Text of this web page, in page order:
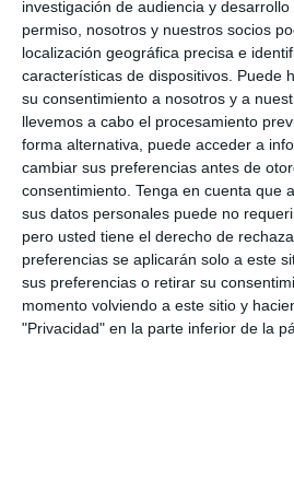
investigación de audiencia y desarrollo
permiso, nosotros y nuestros socios
localización geográfica precisa e
características de dispositivos. Puede
su consentimiento a nosotros y a
llevemos a cabo el procesamiento
forma alternativa, puede acceder a
cambiar sus preferencias antes de
consentimiento. Tenga en cuenta que
sus datos personales puede no
pero usted tiene el derecho de
preferencias se aplicarán solo a este
sus preferencias o retirar su
momento volviendo a este sitio y
"Privacidad" en la parte inferior de la
una recaudación nunca antes vista.
ejercicio" llega por casi todas las